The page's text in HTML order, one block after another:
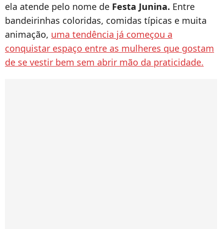
ela atende pelo nome de Festa Junina. Entre
bandeirinhas coloridas, comidas típicas e muita
animação, uma tendência já começou a
conquistar espaço entre as mulheres que gostam
de se vestir bem sem abrir mão da praticidade.